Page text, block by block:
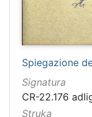
Spiegazione
Signatura
CR-22.176
Struka